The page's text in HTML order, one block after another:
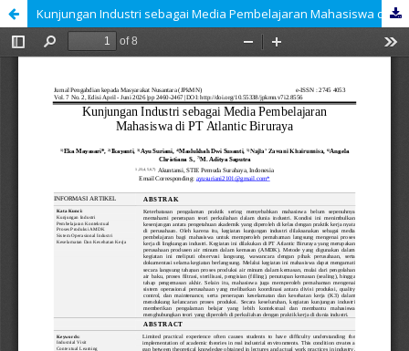
Kunjungan Industri sebagai Media Pembelajaran Mahasiswa di PT Atlantic Biruraya